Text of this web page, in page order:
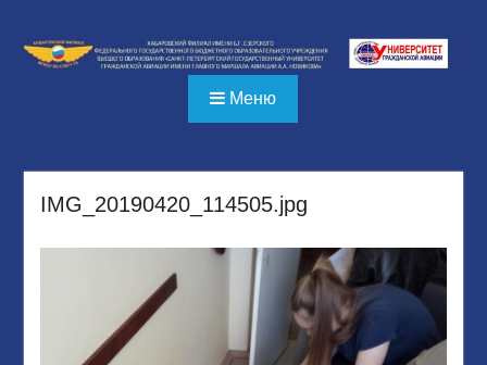
содержимому
Меню
IMG_20190420_114505.jpg